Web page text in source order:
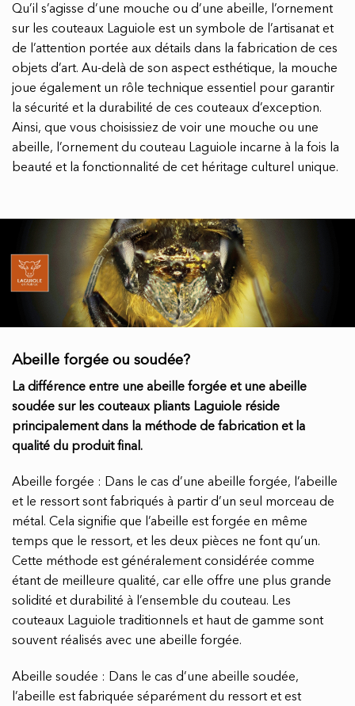
Qu’il s’agisse d’une mouche ou d’une abeille, l’ornement
sur les couteaux Laguiole est un symbole de l’artisanat et
de l’attention portée aux détails dans la fabrication de ces
objets d’art. Au-delà de son aspect esthétique, la mouche
joue également un rôle technique essentiel pour garantir
la sécurité et la durabilité de ces couteaux d’exception.
Ainsi, que vous choisissiez de voir une mouche ou une
abeille, l’ornement du couteau Laguiole incarne à la fois la
beauté et la fonctionnalité de cet héritage culturel unique.
Abeille forgée ou soudée?
La différence entre une abeille forgée et une abeille
soudée sur les couteaux pliants Laguiole réside
principalement dans la méthode de fabrication et la
qualité du produit final.
Abeille forgée : Dans le cas d’une abeille forgée, l’abeille
et le ressort sont fabriqués à partir d’un seul morceau de
métal. Cela signifie que l’abeille est forgée en même
temps que le ressort, et les deux pièces ne font qu’un.
Cette méthode est généralement considérée comme
étant de meilleure qualité, car elle offre une plus grande
solidité et durabilité à l’ensemble du couteau. Les
couteaux Laguiole traditionnels et haut de gamme sont
souvent réalisés avec une abeille forgée.
Abeille soudée : Dans le cas d’une abeille soudée,
l’abeille est fabriquée séparément du ressort et est